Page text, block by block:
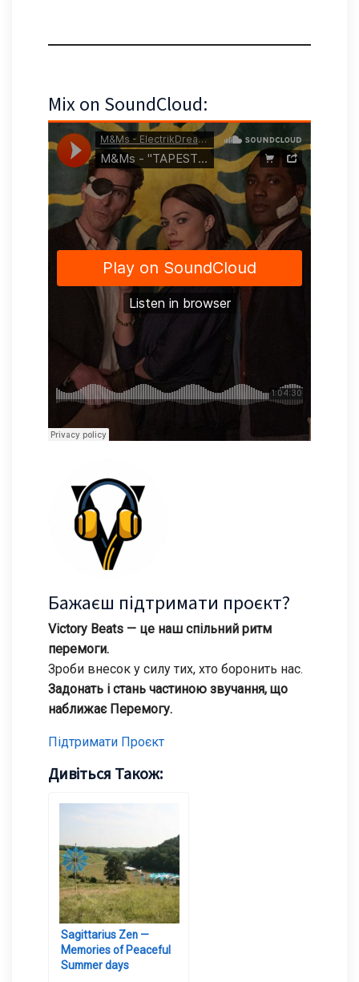
Mix on SoundCloud:
Бажаєш підтримати проєкт?
Victory Beats — це наш спільний ритм
перемоги.
Зроби внесок у силу тих, хто боронить нас.
Задонать і стань частиною звучання, що
наближає Перемогу.
Підтримати Проєкт
Дивіться Також:
Sagittarius Zen —
Memories of Peaceful
Summer days